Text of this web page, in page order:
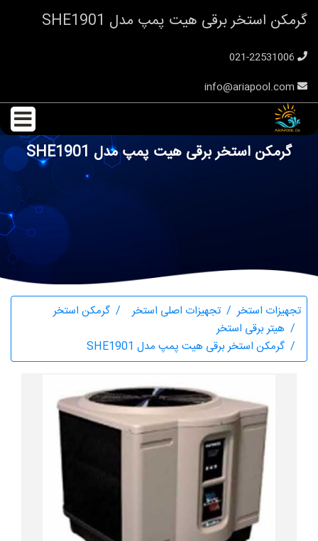
گرمکن استخر برقی هیت پمپ مدل SHE1901
گرمکن استخر برقی هیت پمپ مدل SHE1901
تجهیزات استخر تجهیزات اصلی استخر
گرمکن استخر
هیتر برقی استخر
گرمکن استخر برقی هیت پمپ مدل SHE1901